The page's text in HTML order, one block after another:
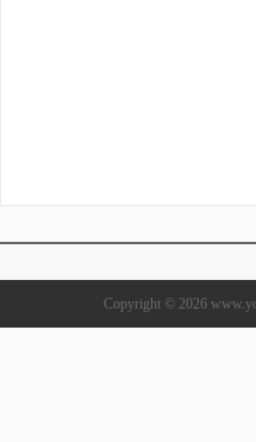
Copyright © 2026